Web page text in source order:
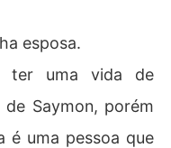
esposa.
ter uma vida de
Saymon, porém
é uma pessoa que